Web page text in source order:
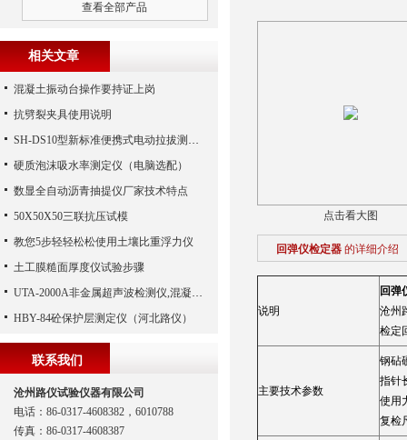
点击看大图
回弹仪检定器 的详细介绍
说明
回弹
沧州
检定
主要技术参数
钢砧
指针
使用
复检
查看全部产品
相关文章
混凝土振动台操作要持证上岗
抗劈裂夹具使用说明
SH-DS10型新标准便携式电动拉拔测试仪
硬质泡沫吸水率测定仪（电脑选配）
数显全自动沥青抽提仪厂家技术特点
50X50X50三联抗压试模
教您5步轻轻松松使用土壤比重浮力仪
土工膜糙面厚度仪试验步骤
UTA-2000A非金属超声波检测仪,混凝土超声波检测仪,非金属超声分析仪（河北路仪）
HBY-84砼保护层测定仪（河北路仪）
联系我们
沧州路仪试验仪器有限公司
电话：86-0317-4608382，6010788
传真：86-0317-4608387